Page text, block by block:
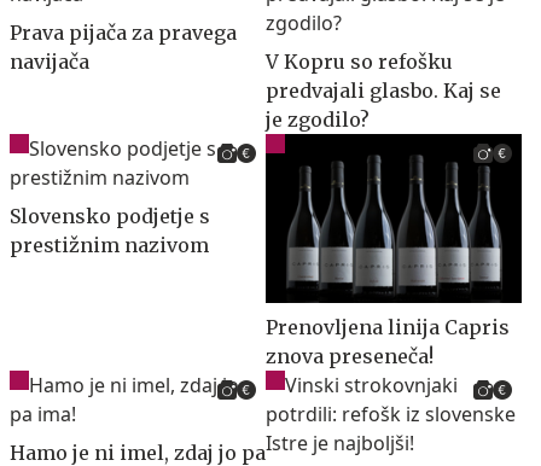
Prava pijača za pravega
navijača
V Kopru so refošku
predvajali glasbo. Kaj se
je zgodilo?
Slovensko podjetje s
prestižnim nazivom
Prenovljena linija Capris
znova preseneča!
Hamo je ni imel, zdaj jo pa